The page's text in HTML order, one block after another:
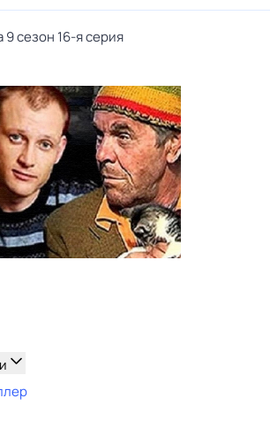
9 сезон 16-я серия